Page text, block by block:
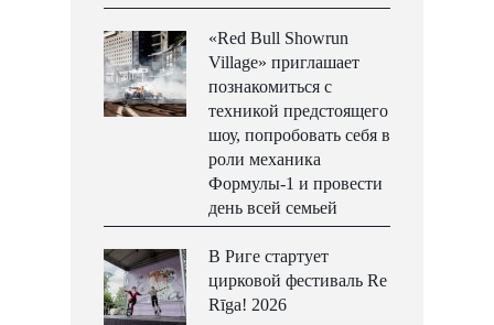
«Red Bull Showrun
Village» приглашает
познакомиться с
техникой предстоящего
шоу, попробовать себя в
роли механика
Формулы-1 и провести
день всей семьей
В Риге стартует
цирковой фестиваль Re
Rīga! 2026